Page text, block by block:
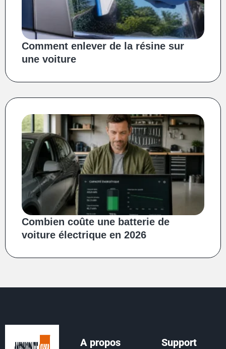
Comment enlever de la résine sur
une voiture
Combien coûte une batterie de
voiture électrique en 2026
A propos Support